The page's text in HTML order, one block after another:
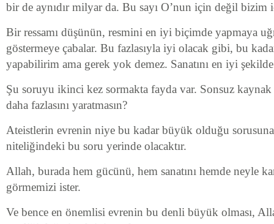
bir de aynıdır milyar da. Bu sayı O’nun için değil bizim
Bir ressamı düşünün, resmini en iyi biçimde yapmaya
göstermeye çabalar. Bu fazlasıyla iyi olacak gibi, bu
yapabilirim ama gerek yok demez. Sanatını en iyi
Şu soruyu ikinci kez sormakta fayda var. Sonsuz
daha fazlasını yaratmasın?
Ateistlerin evrenin niye bu kadar büyük olduğu sorusuna
niteliğindeki bu soru yerinde olacaktır.
Allah, burada hem gücünü, hem sanatını hemde neyle
görmemizi ister.
Ve bence en önemlisi evrenin bu denli büyük olması,